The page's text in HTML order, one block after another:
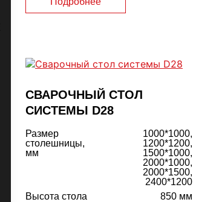
СВАРОЧНЫЙ СТОЛ
СИСТЕМЫ D28
Размер
столешницы,
мм
1000*1000,
1200*1200,
1500*1000,
2000*1000,
2000*1500,
2400*1200
Высота стола
850 мм